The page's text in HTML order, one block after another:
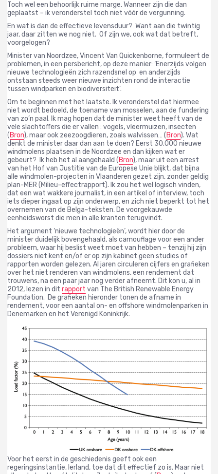
Toch wel een behoorlijk ruime marge. Wanneer zijn die dan
geplaatst – ik veronderstel toch niet vóór de vergunning.
En wat is dan de effectieve levensduur? Want aan die twintig
jaar, daar zitten we nog niet. Of zijn we, ook wat dat betreft,
voorgelogen?
Minister van Noordzee, Vincent Van Quickenborne, formuleert de
problemen, in een persbericht, op deze manier: ‘Enerzijds volgen
nieuwe technologieën zich razendsnel op en anderzijds
ontstaan steeds weer nieuwe inzichten rond de interactie
tussen windparken en biodiversiteit’.
Om te beginnen met het laatste. Ik veronderstel dat hiermee
niet wordt bedoeld, de toename van mosselen, aan de fundering
van zo’n paal. Ik mag hopen dat de minister weet heeft van de
vele slachtoffers die er vallen : vogels, vleermuizen, insecten
(Bron), maar ook zeezoogdieren, zoals walvissen… (Bron). Wat
denkt de minister daar dan aan te doen? Eerst 30.000 nieuwe
windmolens plaatsen in de Noordzee en dan kijken wat er
gebeurt?
Ik heb het al aangehaald (Bron), maar uit een arrest
van het Hof van Justitie van de Europese Unie blijkt, dat bijna
alle windmolen-projecten in Vlaanderen gezet zijn, zonder geldig
plan-MER (Milieu-effectrapport). Ik zou het wel logisch vinden,
dat een wat wakkere journalist, in een artikel of interview, toch
iets dieper ingaat op zijn onderwerp, en zich niet beperkt tot het
overnemen van de Belga-teksten. De voorgekauwde
eenheidsworst die men in alle kranten terugvindt.
Het argument ‘nieuwe technologieën’, wordt hier door de
minister duidelijk bovengehaald, als camouflage voor een ander
probleem, waar hij beslist weet moet van hebben – tenzij hij zijn
dossiers niet kent en/of er op zijn kabinet geen studies of
rapporten worden gelezen. Al jaren circuleren cijfers en grafieken
over het niet renderen van windmolens, een rendement dat
trouwens, na een paar jaar nog verder afneemt. Dit kon u, al in
2012, lezen in dit rapport van The British Renewable Energy
Foundation. De grafieken hieronder tonen de afname in
rendement, voor een aantal on- en offshore windmolenparken in
Denemarken en het Verenigd Koninkrijk.
Voor het eerst in de geschiedenis geeft ook een
regeringsinstantie, Ierland, toe dat dit effectief zo is. Maar niet